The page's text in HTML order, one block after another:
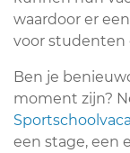
waardoor er
voor studenten
Ben je
moment zijn?
een stage, een